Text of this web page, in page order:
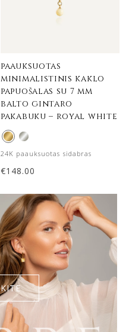
paauksuotas
minimalistinis kaklo
papuošalas su 7 mm
balto gintaro
pakabuku – royal white
24K paauksuotas sidabras
€148.00